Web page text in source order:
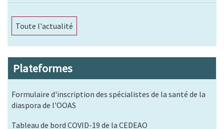
Toute l'actualité
Plateformes
Formulaire d'inscription des spécialistes de la santé de la
diaspora de l'OOAS
Tableau de bord COVID-19 de la CEDEAO